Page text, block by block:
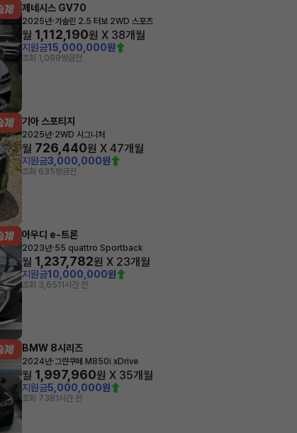
제네시스 GV70
2025년·가솔린 2.5 터보 2WD 스포츠
월 1,112,190원 X 38개월
지원금15,000,000원
조회 1,099방금전
기아 스포티지
2025년·2WD 시그니처
월 726,440원 X 47개월
지원금3,000,000원
조회 635방금전
아우디 e-트론
2023년·55 quattro Sportback
월 1,237,782원 X 23개월
지원금10,000,000원
조회 3,651 1시간 전
BMW 8시리즈
2024년·그란쿠페 M850i xDrive
월 1,997,960원 X 35개월
지원금5,000,000원
조회 7381시간 전